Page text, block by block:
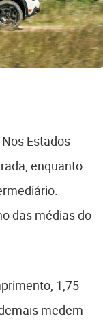
Estados
enquanto
das médias do
1,75
medem